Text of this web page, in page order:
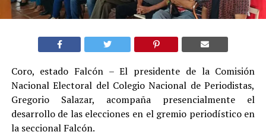
Coro, estado Falcón – El presidente de la Comisión
Nacional Electoral del Colegio Nacional de Periodistas,
Gregorio Salazar, acompaña presencialmente el
desarrollo de las elecciones en el gremio periodístico en
la seccional Falcón.